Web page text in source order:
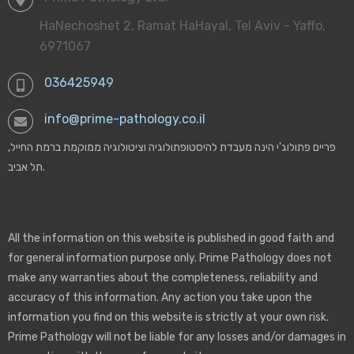
Lab's History
Our Pathologists
- Cookie Policy
03-6425949
HaNechoshet 2, Ramat HaHayal, Tel Aviv - Yaffo,
6971067
036425949
info@prime-pathology.co.il
פריים פתולוג'י הינה מעבדת להיסטופתולוגיה וציטולוגיה ממוקמת ברמת החייל,
תל אביב.
All the information on this website is published in good faith and
for general information purpose only. Prime Pathology does not
make any warranties about the completeness, reliability and
accuracy of this information. Any action you take upon the
information you find on this website is strictly at your own risk.
Prime Pathology will not be liable for any losses and/or damages in